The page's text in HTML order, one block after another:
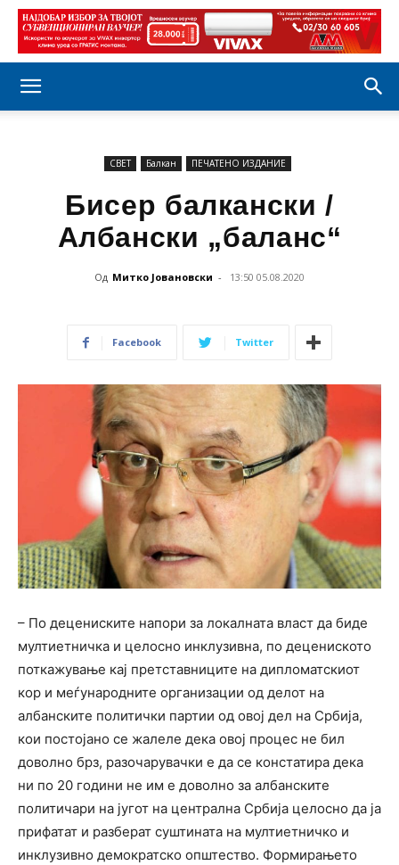
СВЕТ Балкан ПЕЧАТЕНО ИЗДАНИЕ
Бисер балкански /
Албански „баланс“
Од Митко Јовановски - 13:50 05.08.2020
Facebook Twitter
– По децениските напори за локалната власт да биде
мултиетничка и целосно инклузивна, по децениското
поткажување кај претставниците на дипломатскиот
кор и меѓународните организации од делот на
албанските политички партии од овој дел на Србија,
кои постојано се жалеле дека овој процес не бил
доволно брз, разочарувачки е да се констатира дека
ни по 20 години не им е доволно за албанските
политичари на југот на централна Србија целосно да ја
прифатат и разберат суштината на мултиетничко и
инклузивно демократско општество. Формирањето